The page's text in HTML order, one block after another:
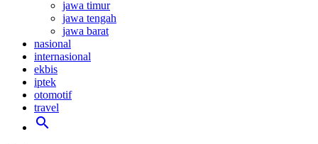
jawa timur
jawa tengah
jawa barat
nasional
internasional
ekbis
iptek
otomotif
travel
search